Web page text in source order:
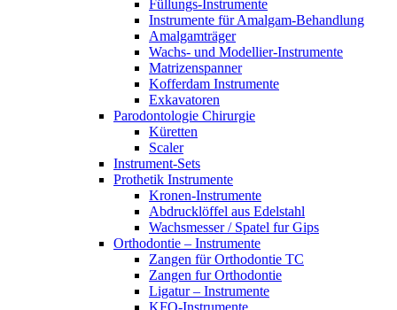
Füllungs-Instrumente
Instrumente für Amalgam-Behandlung
Amalgamträger
Wachs- und Modellier-Instrumente
Matrizenspanner
Kofferdam Instrumente
Exkavatoren
Parodontologie Chirurgie
Küretten
Scaler
Instrument-Sets
Prothetik Instrumente
Kronen-Instrumente
Abdrucklöffel aus Edelstahl
Wachsmesser / Spatel fur Gips
Orthodontie – Instrumente
Zangen für Orthodontie TC
Zangen fur Orthodontie
Ligatur – Instrumente
KFO-Instrumente